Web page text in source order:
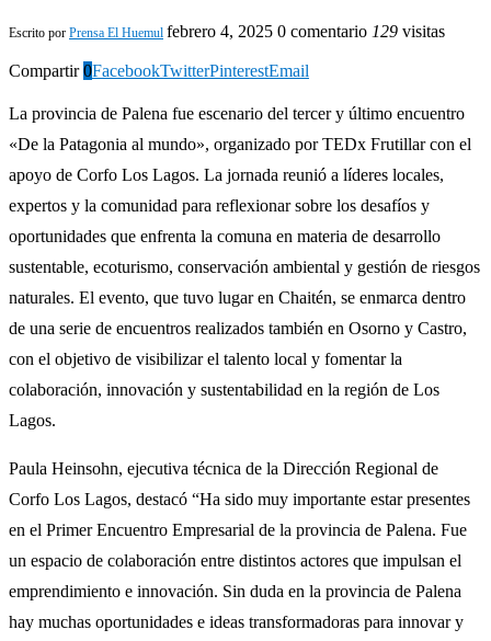
Escrito por Prensa El Huemul febrero 4, 2025 0 comentario 129 visitas
Compartir 0FacebookTwitterPinterestEmail
La provincia de Palena fue escenario del tercer y último encuentro
«De la Patagonia al mundo», organizado por TEDx Frutillar con el
apoyo de Corfo Los Lagos. La jornada reunió a líderes locales,
expertos y la comunidad para reflexionar sobre los desafíos y
oportunidades que enfrenta la comuna en materia de desarrollo
sustentable, ecoturismo, conservación ambiental y gestión de riesgos
naturales. El evento, que tuvo lugar en Chaitén, se enmarca dentro
de una serie de encuentros realizados también en Osorno y Castro,
con el objetivo de visibilizar el talento local y fomentar la
colaboración, innovación y sustentabilidad en la región de Los
Lagos.
Paula Heinsohn, ejecutiva técnica de la Dirección Regional de
Corfo Los Lagos, destacó “Ha sido muy importante estar presentes
en el Primer Encuentro Empresarial de la provincia de Palena. Fue
un espacio de colaboración entre distintos actores que impulsan el
emprendimiento e innovación. Sin duda en la provincia de Palena
hay muchas oportunidades e ideas transformadoras para innovar y